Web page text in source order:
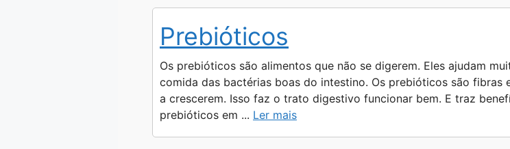
Prebióticos
Os prebióticos são alimentos que não se digerem. Eles ajudam
comida das bactérias boas do intestino. Os prebióticos são fibras
a crescerem. Isso faz o trato digestivo funcionar bem. E traz
prebióticos em ... Ler mais